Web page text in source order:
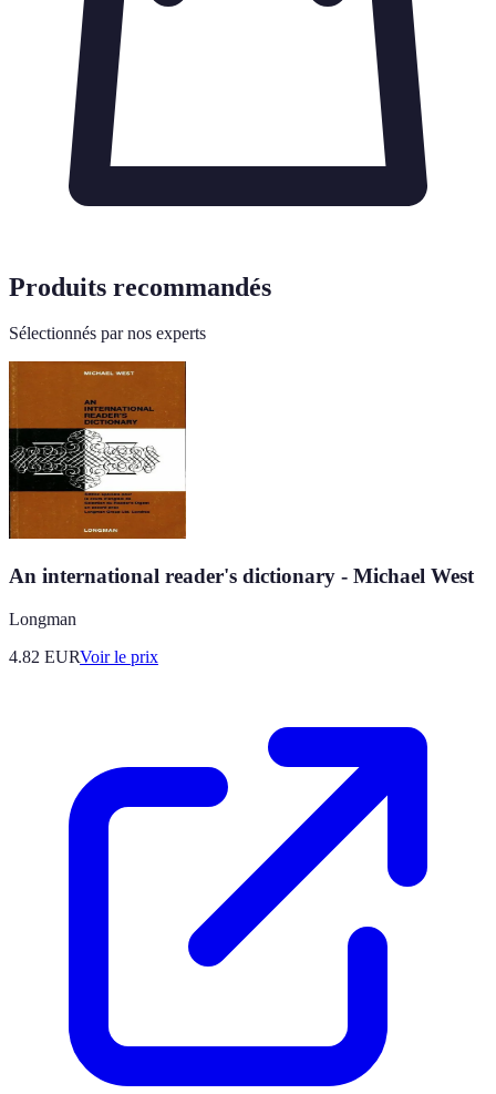
Produits recommandés
Sélectionnés par nos experts
An international reader's dictionary - Michael West
Longman
4.82 EURVoir le prix